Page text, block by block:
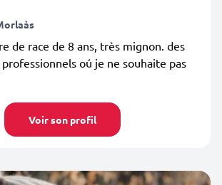
de race de 8 ans, très mignon. des
oú je ne souhaite pas
Voir son profil